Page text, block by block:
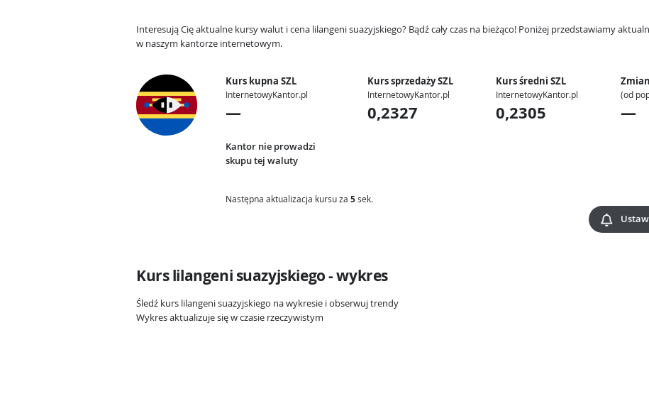
Interesują Cię aktualne kursy walut i cena lilangeni suazyjskiego? Bądź cały czas na bieżąco! Poniżej przedstawiamy
w naszym kantorze internetowym.
Kurs kupna SZL
InternetowyKantor.pl
—
Kantor nie prowadzi
skupu tej waluty
Kurs sprzedaży SZL
InternetowyKantor.pl
0,2327
Kurs średni SZL
InternetowyKantor.pl
0,2305
(od
—
Następna aktualizacja kursu za 5 sek.
Kurs lilangeni suazyjskiego - wykres
Śledź kurs lilangeni suazyjskiego na wykresie i obserwuj trendy
Wykres aktualizuje się w czasie rzeczywistym